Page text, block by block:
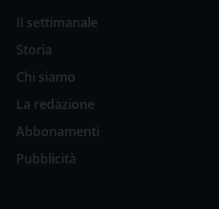
Il settimanale
Storia
Chi siamo
La redazione
Abbonamenti
Pubblicità